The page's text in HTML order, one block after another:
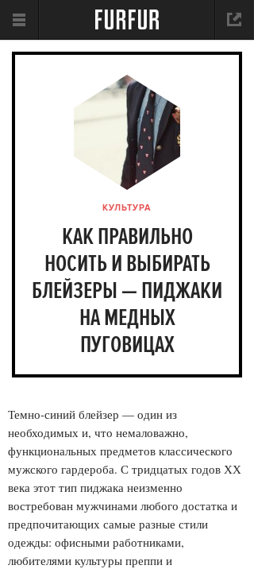
КУЛЬТУРА
КАК ПРАВИЛЬНО
НОСИТЬ И ВЫБИРАТЬ
БЛЕЙЗЕРЫ — ПИДЖАКИ
НА МЕДНЫХ
ПУГОВИЦАХ
Темно-синий блейзер — один из
необходимых и, что немаловажно,
функциональных предметов классического
мужского гардероба. С тридцатых годов ХХ
века этот тип пиджака неизменно
востребован мужчинами любого достатка и
предпочитающих самые разные стили
одежды: офисными работниками,
любителями культуры преппи и